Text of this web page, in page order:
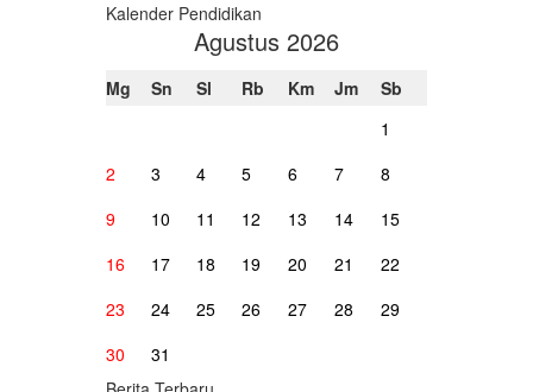
Kalender Pendidikan
Agustus 2026
Mg Sn Sl Rb Km Jm
Sb
1
2
3 4 5 6 7
8
9
10 11 12 13 14
15
16
17 18 19 20 21
22
23
24 25 26 27 28
29
30
31